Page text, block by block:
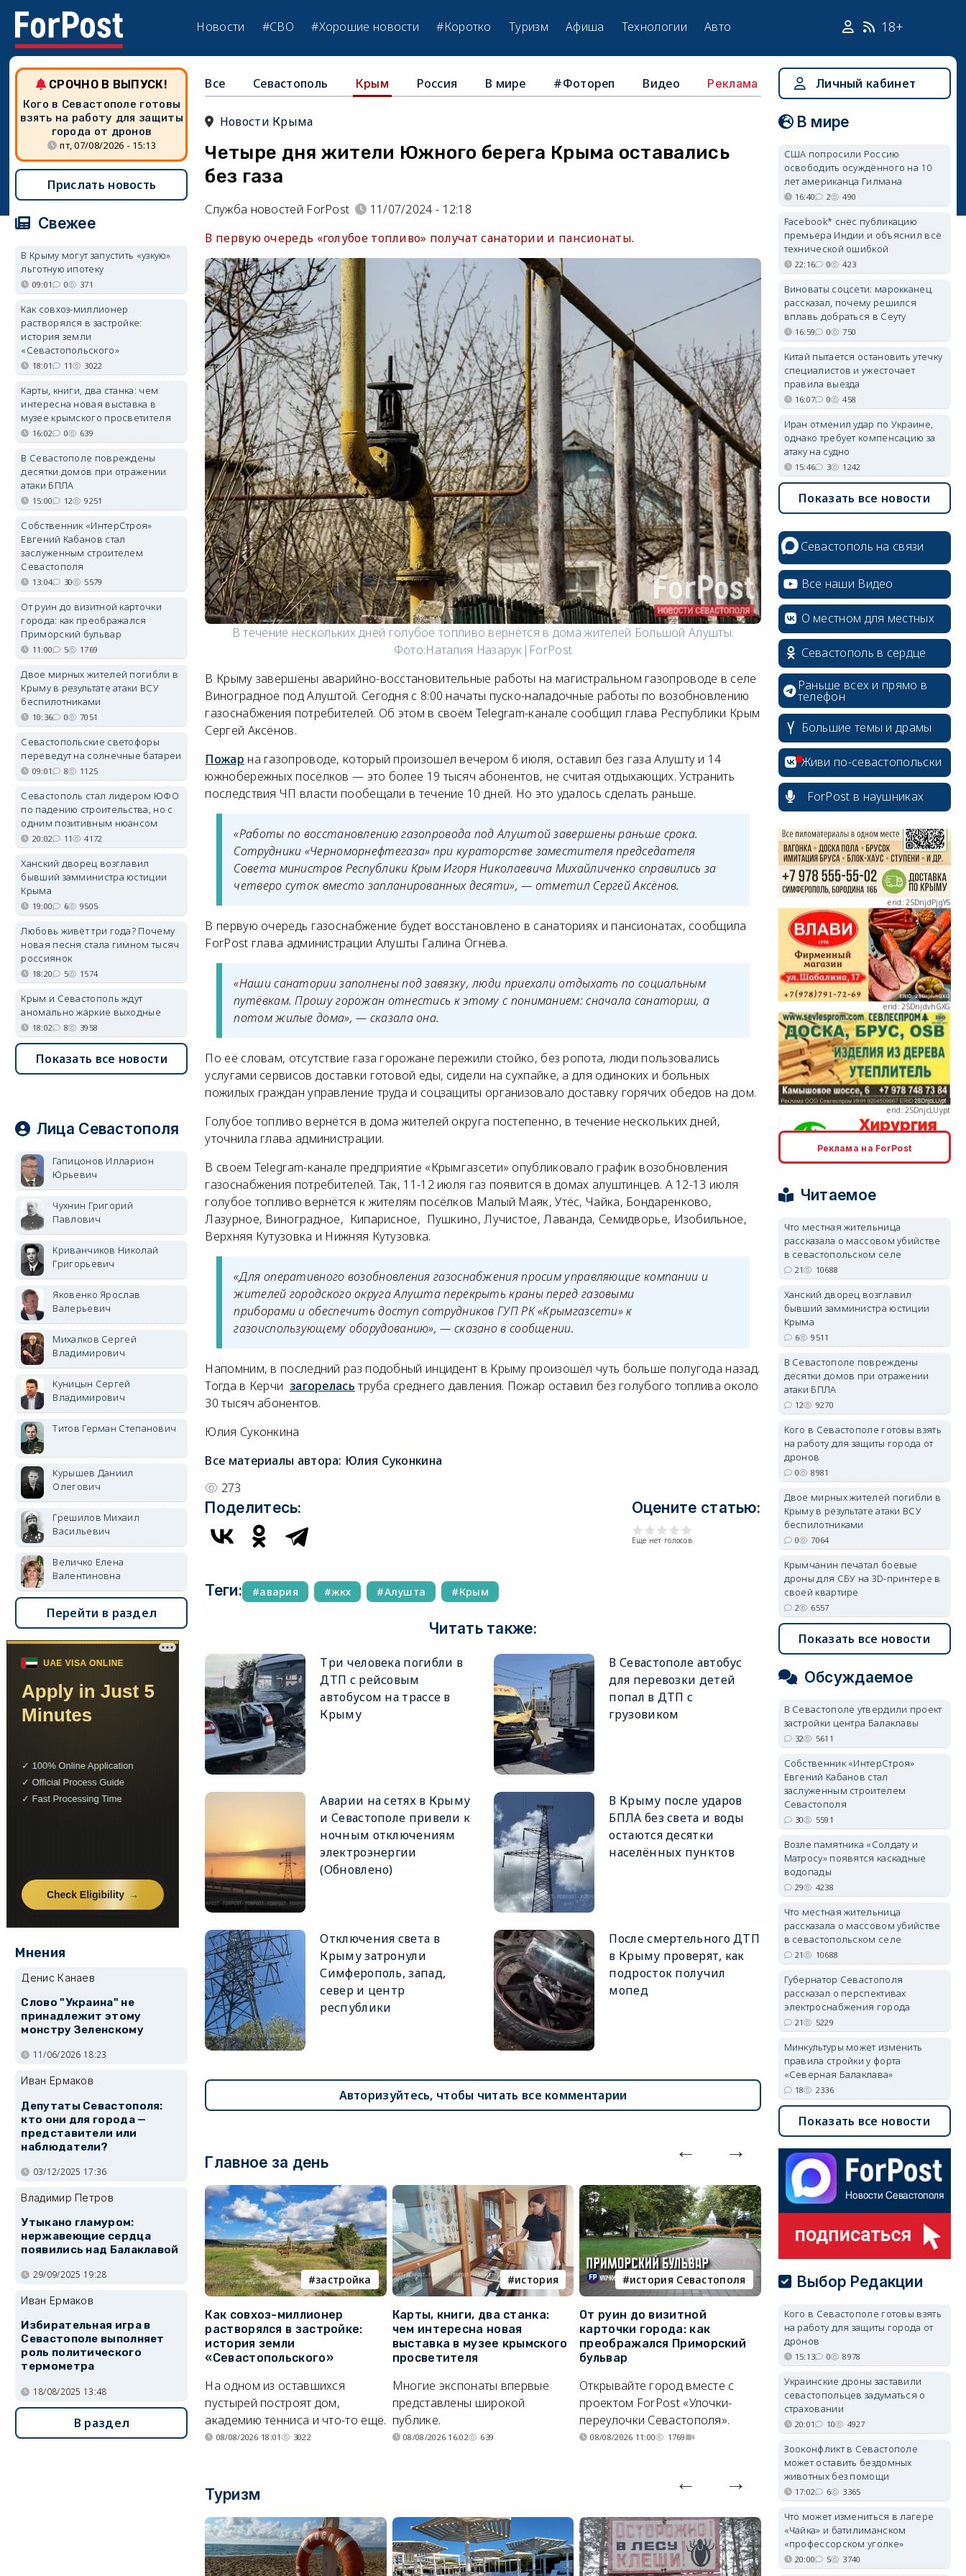
Новости #СВО #Хорошие новости #Коротко Туризм Афиша Технологии Авто 18+
Все Севастополь Крым Россия В мире #Фотореп Видео Реклама
Новости Крыма
Четыре дня жители Южного берега Крыма оставались
без газа
Служба новостей ForPost
11/07/2024 - 12:18
В первую очередь «голубое топливо» получат санатории и пансионаты.
В течение нескольких дней голубое топливо вернётся в дома жителей Большой Алушты.
Фото:Наталия Назарук|ForPost
В Крыму завершены аварийно-восстановительные работы на магистральном газопроводе в селе
Виноградное под Алуштой. Сегодня с 8:00 начаты пуско-наладочные работы по возобновлению
газоснабжения потребителей. Об этом в своём Telegram-канале сообщил глава Республики Крым
Сергей Аксёнов.
Пожар на газопроводе, который произошёл вечером 6 июля, оставил без газа Алушту и 14
южнобережных посёлков — это более 19 тысяч абонентов, не считая отдыхающих. Устранить
последствия ЧП власти пообещали в течение 10 дней. Но это удалось сделать раньше.
«Работы по восстановлению газопровода под Алуштой завершены раньше срока.
Сотрудники «Черноморнефтегаза» при кураторстве заместителя председателя
Совета министров Республики Крым Игоря Николаевича Михайличенко справились за
четверо суток вместо запланированных десяти», — отметил Сергей Аксёнов.
В первую очередь газоснабжение будет восстановлено в санаториях и пансионатах, сообщила
ForPost глава администрации Алушты Галина Огнёва.
«Наши санатории заполнены под завязку, люди приехали отдыхать по социальным
путёвкам. Прошу горожан отнестись к этому с пониманием: сначала санатории, а
потом жилые дома», — сказала она.
По её словам, отсутствие газа горожане пережили стойко, без ропота, люди пользовались
услугами сервисов доставки готовой еды, сидели на сухпайке, а для одиноких и больных
пожилых граждан управление труда и соцзащиты организовало доставку горячих обедов на дом.
Голубое топливо вернётся в дома жителей округа постепенно, в течение нескольких дней,
уточнила глава администрации.
В своём Telegram-канале предприятие «Крымгазсети» опубликовало график возобновления
газоснабжения потребителей. Так, 11-12 июля газ появится в домах алуштинцев. А 12-13 июля
голубое топливо вернётся к жителям посёлков Малый Маяк, Утёс, Чайка, Бондаренково,
Лазурное, Виноградное, Кипарисное, Пушкино, Лучистое, Лаванда, Семидворье, Изобильное,
Верхняя Кутузовка и Нижняя Кутузовка.
«Для оперативного возобновления газоснабжения просим управляющие компании и
жителей городского округа Алушта перекрыть краны перед газовыми
приборами и обеспечить доступ сотрудников ГУП РК «Крымгазсети» к
газоиспользующему оборудованию», — сказано в сообщении.
Напомним, в последний раз подобный инцидент в Крыму произошёл чуть больше полугода назад.
Тогда в Керчи загорелась труба среднего давления. Пожар оставил без голубого топлива около
30 тысяч абонентов.
Юлия Суконкина
Все материалы автора: Юлия Суконкина
273
Поделитесь: Оцените статью:
Еще нет голосов
Теги: авария жкх Алушта Крым
Читать также:
Три человека погибли в
ДТП с рейсовым
автобусом на трассе в
Крыму
В Севастополе автобус
для перевозки детей
попал в ДТП с
грузовиком
Аварии на сетях в Крыму
и Севастополе привели к
ночным отключениям
электроэнергии
(Обновлено)
В Крыму после ударов
БПЛА без света и воды
остаются десятки
населённых пунктов
Отключения света в
Крыму затронули
Симферополь, запад,
север и центр
республики
После смертельного ДТП
в Крыму проверят, как
подросток получил
мопед
Авторизуйтесь, чтобы читать все комментарии
Главное за день
застройка
Как совхоз-миллионер
растворялся в застройке:
история земли
«Севастопольского»
На одном из оставшихся
пустырей построят дом,
академию тенниса и что-то ещё.
08/08/2026 18:01 3022
история
Карты, книги, два станка:
чем интересна новая
выставка в музее крымского
просветителя
Многие экспонаты впервые
представлены широкой
публике.
08/08/2026 16:02 639
история Севастополя
От руин до визитной
карточки города: как
преображался Приморский
бульвар
Открывайте город вместе с
проектом ForPost «Улочки-
переулочки Севастополя».
08/08/2026 11:00 1769
недвижимость
Севастополь стал лидером
ЮФО по падению
строительства, но с одним
позитивным нюансом
Кризис ударил по регионам
совершенно по-разному.
07/08/2026 20:02 4172
Туризм
СРОЧНО В ВЫПУСК!
Кого в Севастополе готовы
взять на работу для защиты
города от дронов
пт, 07/08/2026 - 15:13
Прислать новость
Свежее
В Крыму могут запустить «узкую»
льготную ипотеку
09:01 0 371
Как совхоз-миллионер
растворялся в застройке:
история земли
«Севастопольского»
18:01 11 3022
Карты, книги, два станка: чем
интересна новая выставка в
музее крымского просветителя
16:02 0 639
В Севастополе повреждены
десятки домов при отражении
атаки БПЛА
15:00 12 9251
Собственник «ИнтерСтроя»
Евгений Кабанов стал
заслуженным строителем
Севастополя
13:04 30 5579
От руин до визитной карточки
города: как преображался
Приморский бульвар
11:00 5 1769
Двое мирных жителей погибли в
Крыму в результате атаки ВСУ
беспилотниками
10:36 0 7051
Севастопольские светофоры
переведут на солнечные батареи
09:01 8 1125
Севастополь стал лидером ЮФО
по падению строительства, но с
одним позитивным нюансом
20:02 11 4172
Ханский дворец возглавил
бывший замминистра юстиции
Крыма
19:00 6 9505
Любовь живёт три года? Почему
новая песня стала гимном тысяч
россиянок
18:20 5 1574
Крым и Севастополь ждут
аномально жаркие выходные
18:02 8 3958
Показать все новости
Лица Севастополя
Гапицонов Илларион
Юрьевич
Чухнин Григорий
Павлович
Криванчиков Николай
Григорьевич
Яковенко Ярослав
Валерьевич
Михалков Сергей
Владимирович
Куницын Сергей
Владимирович
Титов Герман Степанович
Курышев Даниил
Олегович
Грешилов Михаил
Васильевич
Величко Елена
Валентиновна
Перейти в раздел
Мнения
Денис Канаев
Слово "Украина" не
принадлежит этому
монстру Зеленскому
11/06/2026 18:23
Иван Ермаков
Депутаты Севастополя:
кто они для города —
представители или
наблюдатели?
03/12/2025 17:36
Владимир Петров
Утыкано гламуром:
нержавеющие сердца
появились над Балаклавой
29/09/2025 19:28
Иван Ермаков
Избирательная игра в
Севастополе выполняет
роль политического
термометра
18/08/2025 13:48
В раздел
Личный кабинет
В мире
США попросили Россию
освободить осуждённого на 10
лет американца Гилмана
16:40 2 490
Facebook* снёс публикацию
премьера Индии и объяснил всё
технической ошибкой
22:16 0 423
Виноваты соцсети: марокканец
рассказал, почему решился
вплавь добраться в Сеуту
16:59 0 750
Китай пытается остановить утечку
специалистов и ужесточает
правила выезда
16:07 0 458
Иран отменил удар по Украине,
однако требует компенсацию за
атаку на судно
15:46 3 1242
Показать все новости
Севастополь на связи
Все наши Видео
О местном для местных
Севастополь в сердце
Раньше всех и прямо в
телефон
Большие темы и драмы
Живи по-севастопольски
ForPost в наушниках
erid: 2SDnjcrDNw6
erid: 2SDnjdPjgYS
erid: 2SDnjdvhGXG
erid: 2SDnjcLUypt
erid: 2SDnjcrDNw6
erid: 2SDnjdPjgYS
erid: 2SDnjdvhGXG
Реклама на ForPost
Читаемое
Что местная жительница
рассказала о массовом убийстве
в севастопольском селе
21 10688
Ханский дворец возглавил
бывший замминистра юстиции
Крыма
6 9511
В Севастополе повреждены
десятки домов при отражении
атаки БПЛА
12 9270
Кого в Севастополе готовы взять
на работу для защиты города от
дронов
0 8981
Двое мирных жителей погибли в
Крыму в результате атаки ВСУ
беспилотниками
0 7064
Крымчанин печатал боевые
дроны для СБУ на 3D-принтере в
своей квартире
2 6557
Показать все новости
Обсуждаемое
В Севастополе утвердили проект
застройки центра Балаклавы
32 5611
Собственник «ИнтерСтроя»
Евгений Кабанов стал
заслуженным строителем
Севастополя
30 5591
Возле памятника «Солдату и
Матросу» появятся каскадные
водопады
29 4238
Что местная жительница
рассказала о массовом убийстве
в севастопольском селе
21 10688
Губернатор Севастополя
рассказал о перспективах
электроснабжения города
21 5229
Минкультуры может изменить
правила стройки у форта
«Северная Балаклава»
18 2336
Показать все новости
Выбор Редакции
Кого в Севастополе готовы взять
на работу для защиты города от
дронов
15:13 0 8978
Украинские дроны заставили
севастопольцев задуматься о
страховании
20:01 10 4927
Зооконфликт в Севастополе
может оставить бездомных
животных без помощи
17:02 6 3365
Что может измениться в лагере
«Чайка» и батилиманском
«профессорском уголке»
20:00 5 3740